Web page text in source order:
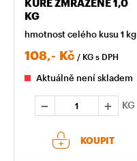
KUŘE ZMRAZENÉ 1,0
KG
hmotnost celého kusu 1 kg
108,- Kč / KG s DPH
Aktuálně není skladem
KG
KOUPIT